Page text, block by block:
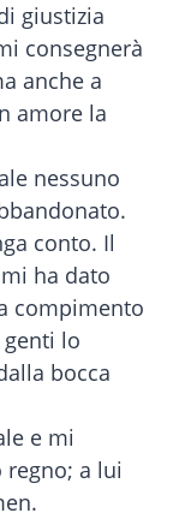
giustizia
consegnerà
anche a
amore la
nessuno
conto. Il
ha dato
compimento
genti lo
bocca
e mi
a lui